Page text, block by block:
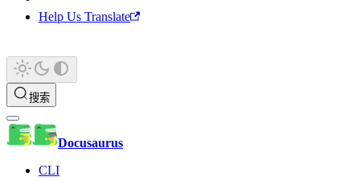
Help Us Translate
搜索
Docusaurus
CLI